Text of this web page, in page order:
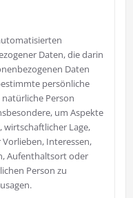
Daten, die darin
Daten
persönliche
Person
um Aspekte
wirtschaftlicher Lage,
Interessen,
Aufenthaltsort oder
Person zu